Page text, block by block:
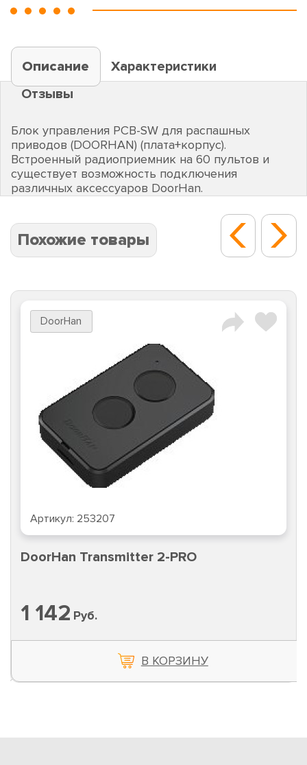
Описание
Характеристики
Отзывы
Блок управления PCB-SW для распашных
приводов (DOORHAN) (плата+корпус).
Встроенный радиоприемник на 60 пультов и
существует возможность подключения
различных аксессуаров DoorHan.
Похожие товары
DoorHan
Артикул: 253207
DoorHan Transmitter 2-PRO
1 142 Руб.
В КОРЗИНУ